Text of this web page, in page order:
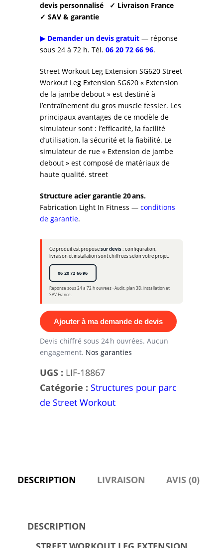
devis personnalisé
✓ Livraison France
✓ SAV & garantie
▶ Demander un devis gratuit — réponse
sous 24 à 72 h. Tél. 06 20 72 66 96.
Street Workout Leg Extension SG620 Street
Workout Leg Extension SG620 « Extension
de la jambe debout » est destiné à
l’entraînement du gros muscle fessier. Les
principaux avantages de ce modèle de
simulateur sont : l’efficacité, la facilité
d’utilisation, la sécurité et la fiabilité. Le
simulateur de rue « Extension de jambe
debout » est composé de matériaux de
haute qualité. street
Structure acier garantie 20 ans.
Fabrication Light In Fitness — conditions
de garantie.
Ce produit est proposesur devis: configuration,
livraison et installation sont chiffrees selon votre projet.
06 20 72 66 96
Reponse sous 24 a 72 h ouvrees · Audit, plan 3D, installation et
SAV France.
Ajouter à ma demande de devis
Devis chiffré sous 24 h ouvrées. Aucun
engagement. Nos garanties
UGS : LIF-18867
Catégorie : Structures pour parc
de Street Workout
DESCRIPTION LIVRAISON AVIS (0)
DESCRIPTION